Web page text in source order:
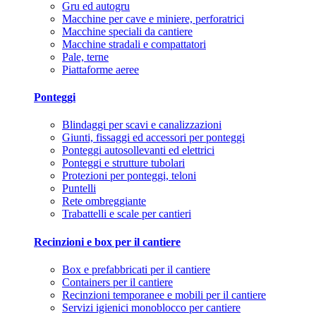
Gru ed autogru
Macchine per cave e miniere, perforatrici
Macchine speciali da cantiere
Macchine stradali e compattatori
Pale, terne
Piattaforme aeree
Ponteggi
Blindaggi per scavi e canalizzazioni
Giunti, fissaggi ed accessori per ponteggi
Ponteggi autosollevanti ed elettrici
Ponteggi e strutture tubolari
Protezioni per ponteggi, teloni
Puntelli
Rete ombreggiante
Trabattelli e scale per cantieri
Recinzioni e box per il cantiere
Box e prefabbricati per il cantiere
Containers per il cantiere
Recinzioni temporanee e mobili per il cantiere
Servizi igienici monoblocco per cantiere